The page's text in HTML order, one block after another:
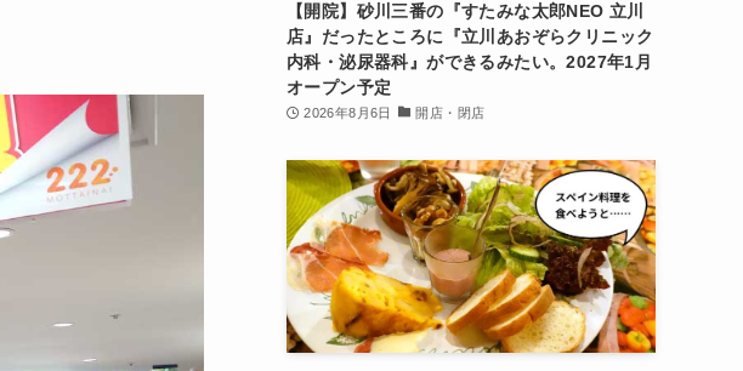
【開院】砂川三番の『すたみな太郎NEO 立川
店』だったところに『立川あおぞらクリニック
内科・泌尿器科』ができるみたい。2027年1月
オープン予定
2026年8月6日 開店・閉店